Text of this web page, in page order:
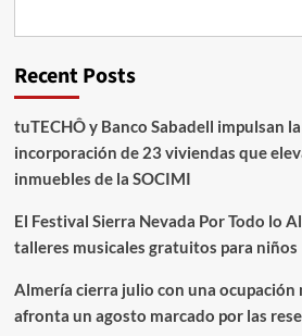
Recent Posts
tuTECHÔ y Banco Sabadell impulsan
incorporación de 23 viviendas que
inmuebles de la SOCIMI
El Festival Sierra Nevada Por Todo lo
talleres musicales gratuitos para niños
Almería cierra julio con una ocupación
afronta un agosto marcado por las